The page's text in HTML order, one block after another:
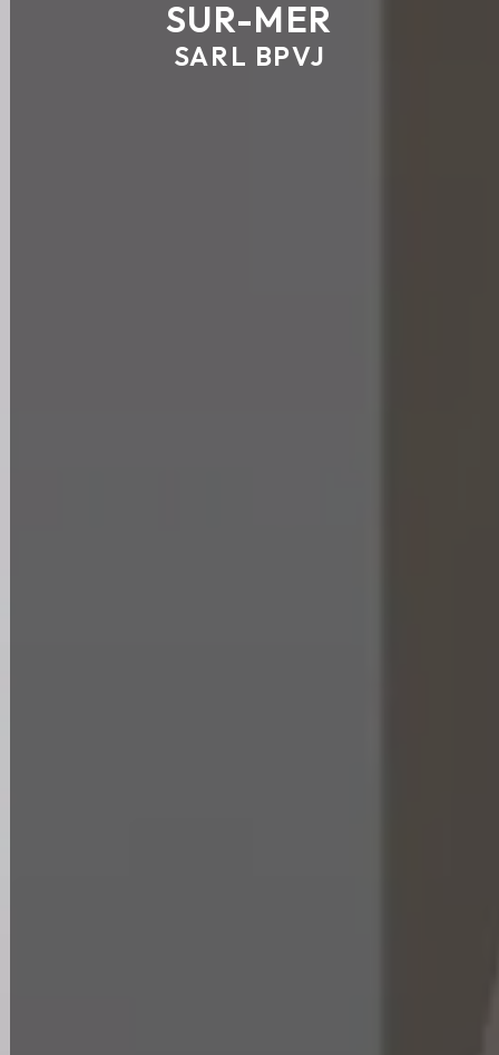
SUR-MER
SARL BPVJ